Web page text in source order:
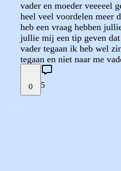
vader en moeder veeeeel
heel veel voordelen meer
heb een vraag hebben
jullie mij een tip geven
vader tegaan ik heb wel
tegaan en niet naar me
0 5